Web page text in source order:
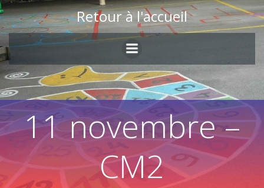
Skip
to
content
Retour à l'accueil
11 novembre –
CM2